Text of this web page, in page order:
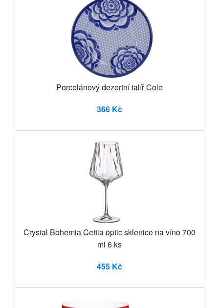
Porcelánový dezertní talíř Cole
366 Kč
Crystal Bohemia Cettia optic sklenice na víno 700
ml 6 ks
455 Kč